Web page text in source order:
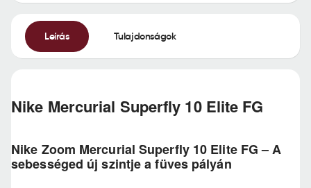
Leírás Tulajdonságok
Nike Mercurial Superfly 10 Elite FG
Nike Zoom Mercurial Superfly 10 Elite FG – A
sebességed új szintje a füves pályán